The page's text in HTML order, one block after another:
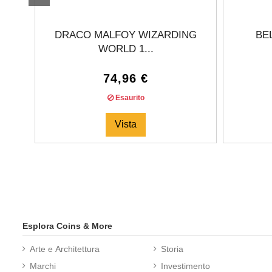
DRACO MALFOY WIZARDING
WORLD 1...
74,96 €
Esaurito
Vista
Esplora Coins & More
Arte e Architettura
Marchi
Storia
Investimento